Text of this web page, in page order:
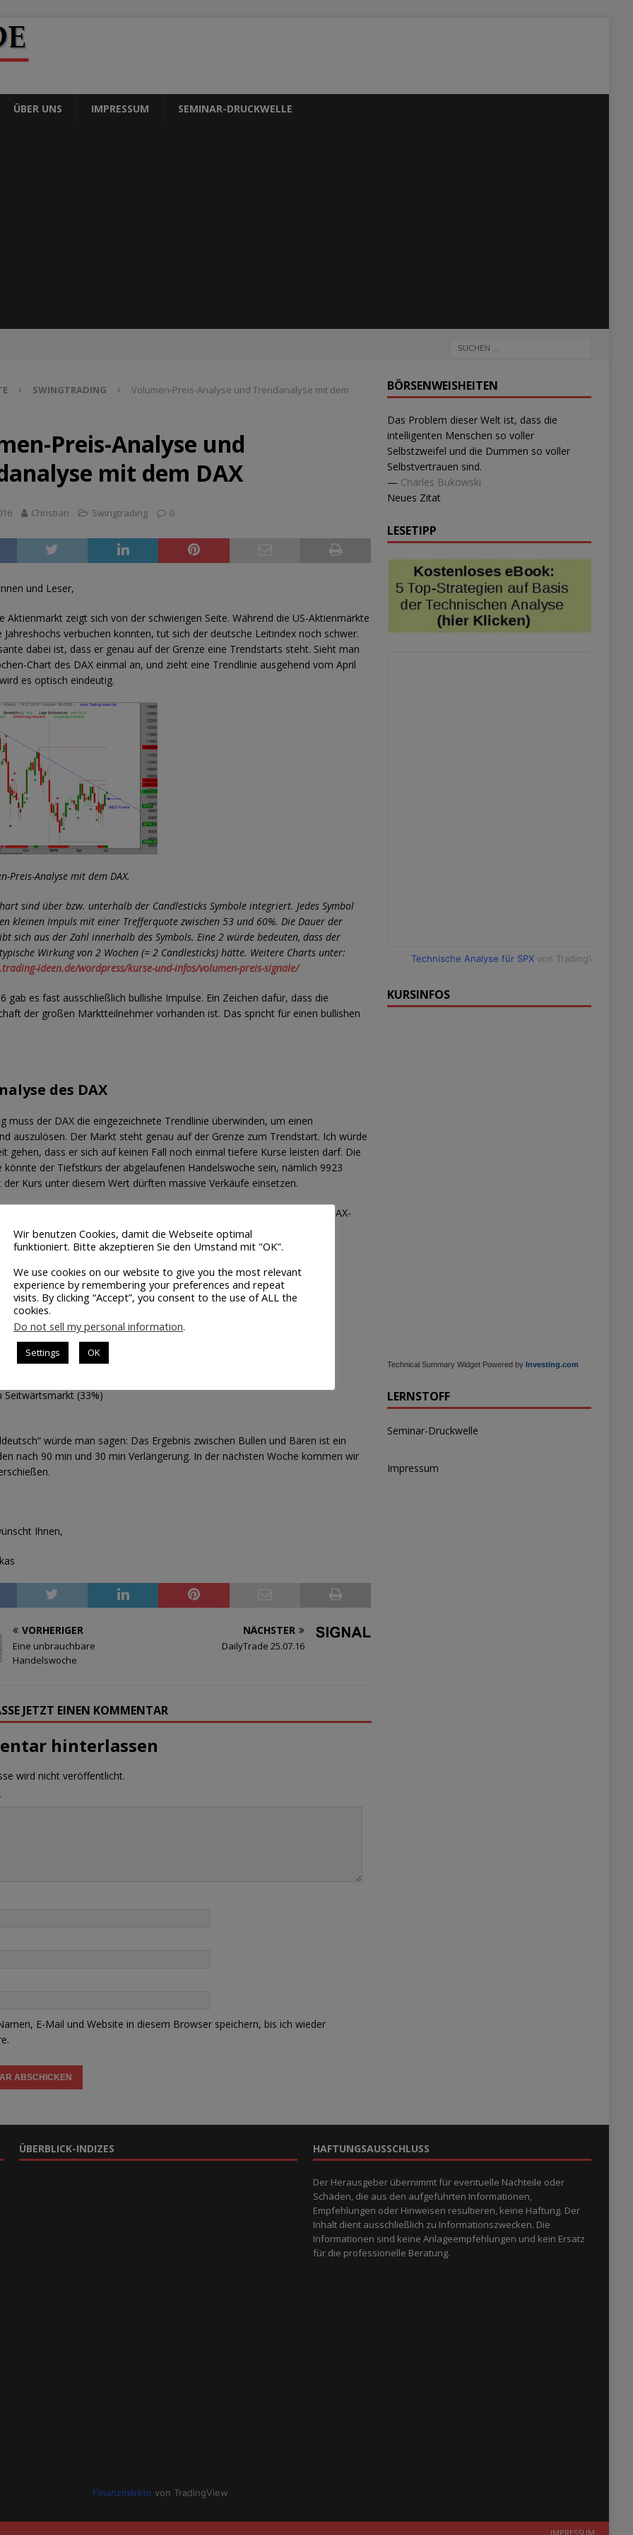
ÜBER UNS IMPRESSUM SEMINAR-DRUCKWELLE
SWINGTRADING
Volumen-Preis-Analyse und Trendanalyse mit dem
Preis-Analyse und
mit dem DAX
Christian Swingtrading 0
und Leser,
Aktienmarkt zeigt sich von der schwierigen Seite. Während die US-Aktienmärkte
Jahreshochs verbuchen konnten, tut sich der deutsche Leitindex noch schwer.
dabei ist, dass er genau auf der Grenze eine Trendstarts steht. Sieht man
Chart des DAX einmal an, und zieht eine Trendlinie ausgehend vom April
es optisch eindeutig.
Preis-Analyse mit dem DAX.
sind über bzw. unterhalb der Candlesticks Symbole integriert. Jedes Symbol
kleinen Impuls mit einer Trefferquote zwischen 53 und 60%. Die Dauer der
sich aus der Zahl innerhalb des Symbols. Eine 2 würde bedeuten, dass der
Wirkung von 2 Wochen (= 2 Candlesticks) hätte. Weitere Charts unter:
ideen.de/wordpress/kurse-und-infos/volumen-preis-signale/
gab es fast ausschließlich bullishe Impulse. Ein Zeichen dafür, dass die
der großen Marktteilnehmer vorhanden ist. Das spricht für einen bullishen
des DAX
muss der DAX die eingezeichnete Trendlinie überwinden, um einen
auszulösen. Der Markt steht genau auf der Grenze zum Trendstart. Ich würde
gehen, dass er sich auf keinen Fall noch einmal tiefere Kurse leisten darf. Die
könnte der Tiefstkurs der abgelaufenen Handelswoche sein, nämlich 9923
der Kurs unter diesem Wert dürften massive Verkäufe einsetzen.
Situation ist, zeigt eine schnelle Trendanalyse. Hierbei wurden alle 30 DAX-
Trendperspektive untersucht.
auf Tages-Basis
Aufwärtstrend (47%)
Abwärtstrend (40)%
(13%)
auf Wochen-Basis
(30%)
(37)%
Seitwärtsmarkt (33%)
würde man sagen: Das Ergebnis zwischen Bullen und Bären ist ein
nach 90 min und 30 min Verlängerung. In der nächsten Woche kommen wir
Ihnen,
VORHERIGER
Eine unbrauchbare
Handelswoche
NÄCHSTER
DailyTrade 25.07.16
JETZT EINEN KOMMENTAR
hinterlassen
wird nicht veröffentlicht.
E-Mail und Website in diesem Browser speichern, bis ich wieder
BÖRSENWEISHEITEN
Das Problem dieser Welt ist, dass die
intelligenten Menschen so voller
Selbstzweifel und die Dummen so voller
Selbstvertrauen sind.
— Charles Bukowski
Neues Zitat
LESETIPP
Technische Analyse für SPXvon TradingView
KURSINFOS
Technical Summary Widget Powered by Investing.com
LERNSTOFF
Seminar-Druckwelle
Impressum
ÜBERBLICK-INDIZES
Finanzmärkte von TradingView
HAFTUNGSAUSSCHLUSS
Der Herausgeber übernimmt für eventuelle Nachteile oder
Schäden, die aus den aufgeführten Informationen,
Empfehlungen oder Hinweisen resultieren, keine Haftung. Der
Inhalt dient ausschließlich zu Informationszwecken. Die
Informationen sind keine Anlageempfehlungen und kein Ersatz
für die professionelle Beratung.
IMPRESSUM
Wir benutzen Cookies, damit die Webseite optimal
funktioniert. Bitte akzeptieren Sie den Umstand mit "OK".
We use cookies on our website to give you the most relevant
experience by remembering your preferences and repeat
visits. By clicking “Accept”, you consent to the use of ALL the
cookies.
Do not sell my personal information.
Settings OK